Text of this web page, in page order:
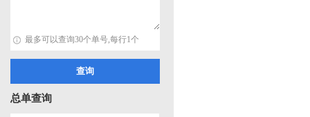
最多可以查询30个单号,每行1个
总单查询